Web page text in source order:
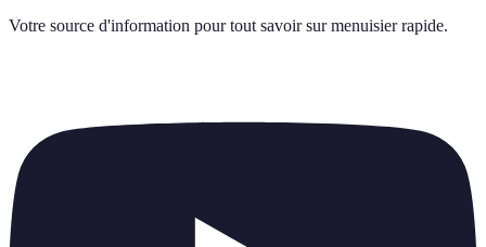
Votre source d'information pour tout savoir sur menuisier rapide.